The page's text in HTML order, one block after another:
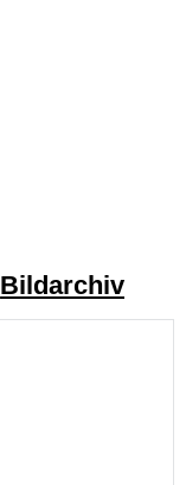
Bildarchiv